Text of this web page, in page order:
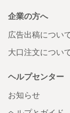
企業の方へ
広告出稿につい
大口注文につい
ヘルプセンター
お知らせ